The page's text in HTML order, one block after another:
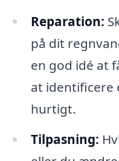
Reparation:
på dit
en god idé at
at identificere
hurtigt.
Tilpasning: